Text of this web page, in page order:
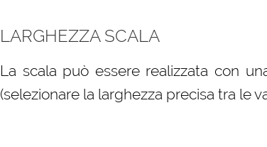
LARGHEZZA SCALA
La scala può essere realizzata con
(selezionare la larghezza precisa tra le